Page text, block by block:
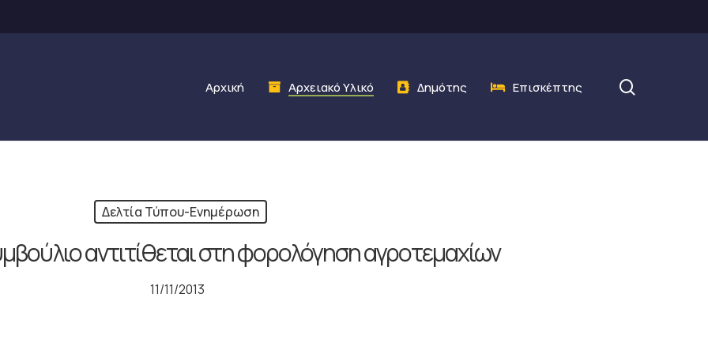
Αρχική Αρχειακό Υλικό Δημότης Επισκέπτης
Δελτία Τύπου-Ενημέρωση
αντιτίθεται στη φορολόγηση αγροτεμαχίων
11/11/2013